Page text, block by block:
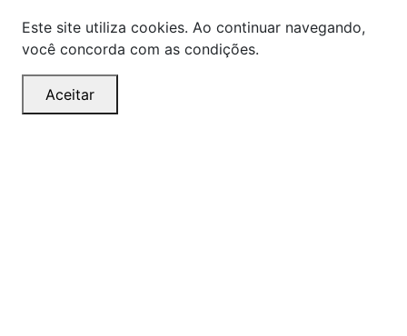
Este site utiliza cookies. Ao continuar navegando,
você concorda com as condições.
Aceitar